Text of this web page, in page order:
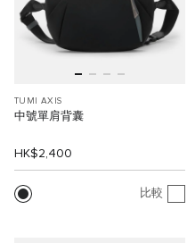
TUMI AXIS
中號單肩背囊
HK$2,400
比較